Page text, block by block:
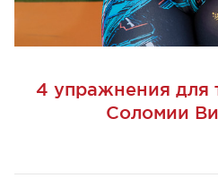
4 упражнения для
Соломии